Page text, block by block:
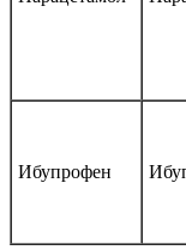
Ибупрофен